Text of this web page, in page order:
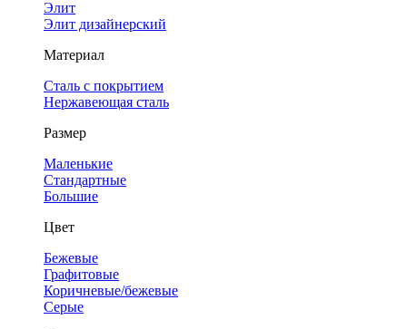
Элит
Элит дизайнерский
Материал
Сталь с покрытием
Нержавеющая сталь
Размер
Маленькие
Стандартные
Большие
Цвет
Бежевые
Графитовые
Коричневые/бежевые
Серые